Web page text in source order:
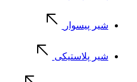
شیر پیسوار
شیر پلاستیکی